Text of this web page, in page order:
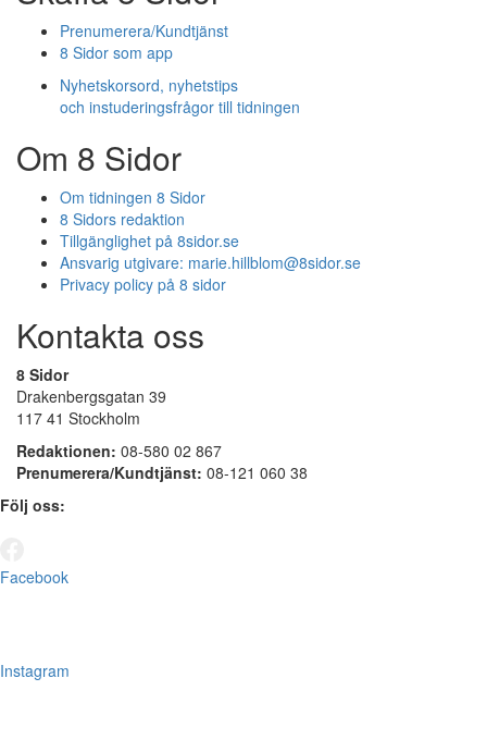
Prenumerera/Kundtjänst
8 Sidor som app
Nyhetskorsord, nyhetstips
och instuderingsfrågor till tidningen
Om 8 Sidor
Om tidningen 8 Sidor
8 Sidors redaktion
Tillgänglighet på 8sidor.se
Ansvarig utgivare: marie.hillblom@8sidor.se
Privacy policy på 8 sidor
Kontakta oss
8 Sidor
Drakenbergsgatan 39
117 41 Stockholm
Redaktionen: 08-580 02 867
Prenumerera/Kundtjänst: 08-121 060 38
Följ oss:
Facebook
Instagram